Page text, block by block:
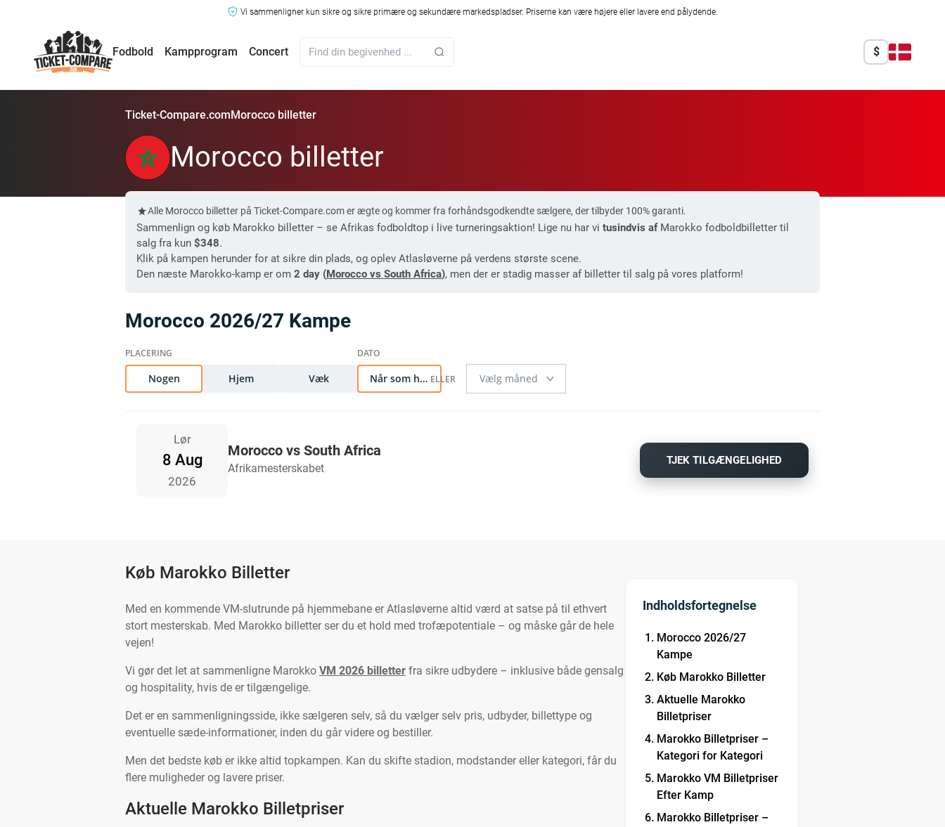
Vi sammenligner kun sikre og sikre primære og sekundære markedspladser. Priserne kan være højere eller lavere end pålydende.
Fodbold Kampprogram Concert $
Ticket-Compare.comMorocco billetter
Morocco billetter
Alle Morocco billetter på Ticket-Compare.com er ægte og kommer fra forhåndsgodkendte sælgere, der tilbyder 100% garanti.
Sammenlign og køb Marokko billetter – se Afrikas fodboldtop i live turneringsaktion! Lige nu har vi tusindvis afMarokko fodboldbilletter til
salg fra kun $348.
Klik på kampen herunder for at sikre din plads, og oplev Atlasløverne på verdens største scene.
Den næste Marokko-kamp er om 2 day (Morocco vs South Africa), men der er stadig masser af billetter til salg på vores platform!
Morocco 2026/27 Kampe
Nogen Hjem Væk Når som helst
Lør
8 Aug
2026
Morocco vs South Africa
Afrikamesterskabet
TJEK TILGÆNGELIGHED
Køb Marokko Billetter
Med en kommende VM-slutrunde på hjemmebane er Atlasløverne altid værd at satse på til ethvert
stort mesterskab. Med Marokko billetter ser du et hold med trofæpotentiale – og måske går de hele
vejen!
Vi gør det let at sammenligne Marokko VM 2026 billetter fra sikre udbydere – inklusive både gensalg
og hospitality, hvis de er tilgængelige.
Det er en sammenligningsside, ikke sælgeren selv, så du vælger selv pris, udbyder, billettype og
eventuelle sæde-informationer, inden du går videre og bestiller.
Men det bedste køb er ikke altid topkampen. Kan du skifte stadion, modstander eller kategori, får du
flere muligheder og lavere priser.
Aktuelle Marokko Billetpriser
Indholdsfortegnelse
Morocco 2026/27
Kampe
Køb Marokko Billetter
Aktuelle Marokko
Billetpriser
Marokko Billetpriser –
Kategori for Kategori
Marokko VM Billetpriser
Efter Kamp
Marokko Billetpriser –